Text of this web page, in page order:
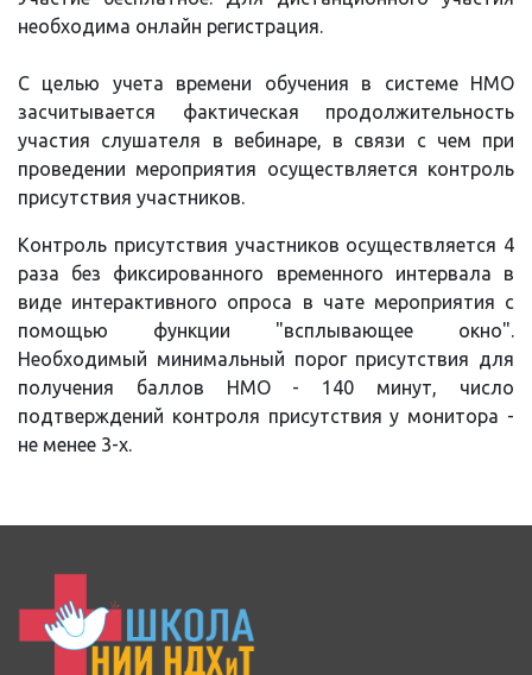
необходима онлайн регистрация.
С целью учета времени обучения в системе НМО
засчитывается фактическая продолжительность
участия слушателя в вебинаре, в связи с чем при
проведении мероприятия осуществляется контроль
присутствия участников.
Контроль присутствия участников осуществляется 4
раза без фиксированного временного интервала в
виде интерактивного опроса в чате мероприятия с
помощью функции "всплывающее окно".
Необходимый минимальный порог присутствия для
получения баллов НМО - 140 минут, число
подтверждений контроля присутствия у монитора -
не менее 3-х.